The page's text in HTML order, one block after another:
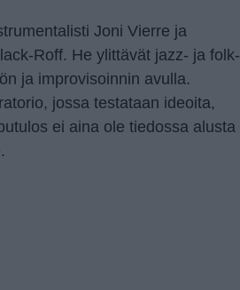
Joni Vierre ja
Roff. He ylittävät jazz- ja folk-
ja improvisoinnin avulla.
jossa testataan ideoita,
ei aina ole tiedossa alusta